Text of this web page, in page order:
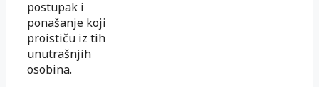
postupak i
ponašanje koji
proističu iz tih
unutrašnjih
osobina.